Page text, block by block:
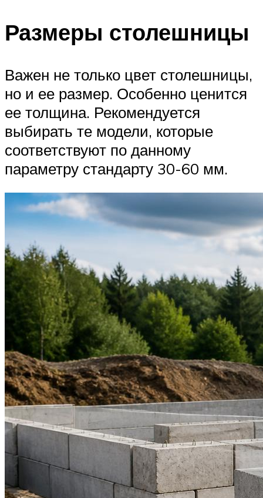
Размеры столешницы
Важен не только цвет столешницы,
но и ее размер. Особенно ценится
ее толщина. Рекомендуется
выбирать те модели, которые
соответствуют по данному
параметру стандарту 30-60 мм.